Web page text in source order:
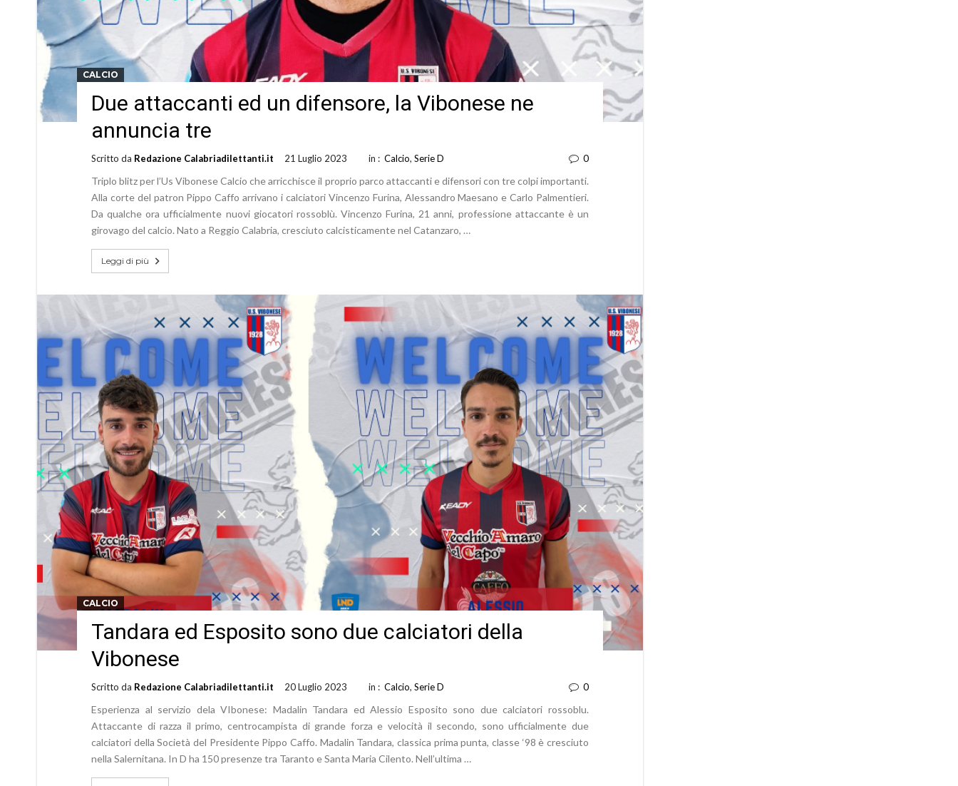
CALCIO
Due attaccanti ed un difensore, la Vibonese ne
annuncia tre
Scritto da Redazione Calabriadilettanti.it 21 Luglio 2023 in : Calcio, Serie D 0
Triplo blitz per l’Us Vibonese Calcio che arricchisce il proprio parco attaccanti e difensori con tre colpi importanti.
Alla corte del patron Pippo Caffo arrivano i calciatori Vincenzo Furina, Alessandro Maesano e Carlo Palmentieri.
Da qualche ora ufficialmente nuovi giocatori rossoblù. Vincenzo Furina, 21 anni, professione attaccante è un
girovago del calcio. Nato a Reggio Calabria, cresciuto calcisticamente nel Catanzaro, …
Leggi di più
CALCIO
Tandara ed Esposito sono due calciatori della
Vibonese
Scritto da Redazione Calabriadilettanti.it 20 Luglio 2023 in : Calcio, Serie D 0
Esperienza al servizio dela VIbonese: Madalin Tandara ed Alessio Esposito sono due calciatori rossoblu.
Attaccante di razza il primo, centrocampista di grande forza e velocità il secondo, sono ufficialmente due
calciatori della Società del Presidente Pippo Caffo. Madalin Tandara, classica prima punta, classe ‘98 è cresciuto
nella Salernitana. In D ha 150 presenze tra Taranto e Santa Maria Cilento. Nell’ultima …